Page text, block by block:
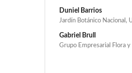
Duniel Barrios
Jardín Botánico Nacional,
Gabriel Brull
Grupo Empresarial Flora y